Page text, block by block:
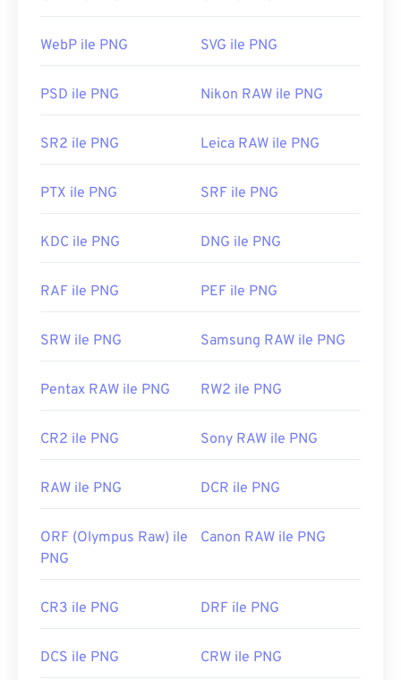
varsayılan resim görüntüleyicisinde açılır. PNG
görüntülenebilir. PNG dosyalarını açmakta sorun
veya PNG'den BMP'ye
dönüştürücülerimizi
programlar, PNG dosyalarını açmak ve düzenlemek
türlerinden biraz daha büyüktür, bu nedenle bunları
dosyalarının ilginç bir özelliği, özellikle şeffaf bir
Geliştiren: PNG Geliştirme Grubu
Faydalı bağlantılar:
İlgili PNG Araçları:
Görüntülerden renk seçmek için
WebP ile PNG SVG ile PNG
PSD ile PNG Nikon RAW ile PNG
SR2 ile PNG Leica RAW ile PNG
PTX ile PNG SRF ile PNG
KDC ile PNG DNG ile PNG
RAF ile PNG PEF ile PNG
SRW ile PNG Samsung RAW ile PNG
Pentax RAW ile PNG RW2 ile PNG
CR2 ile PNG Sony RAW ile PNG
RAW ile PNG DCR ile PNG
ORF (Olympus Raw) ile
PNG
Canon RAW ile PNG
CR3 ile PNG DRF ile PNG
DCS ile PNG CRW ile PNG